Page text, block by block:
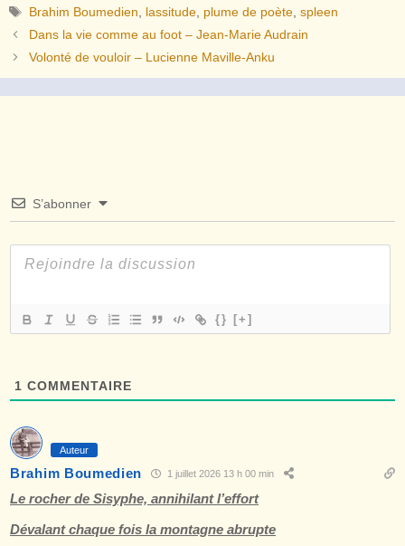
Étiquettes
Brahim Boumedien lassitude plume de poète ,spleen
Dans la vie comme au foot – Jean-Marie Audrain
Volonté de vouloir – Lucienne Maville-Anku
S’abonner
{} [+]
1 COMMENTAIRE
Auteur
Brahim Boumedien 1 juillet 2026 13 h 00 min
Le rocher de Sisyphe, annihilant l’effort
Dévalant chaque fois la montagne abrupte